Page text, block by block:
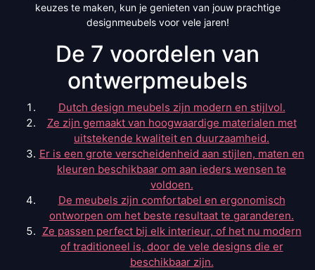
keuzes te maken, kun je genieten van jouw prachtige
designmeubels voor vele jaren!
De 7 voordelen van
ontwerpmeubels
Dutch design meubels zijn modern en stijlvol.
Ze zijn gemaakt van hoogwaardige materialen met
uitstekende kwaliteit en duurzaamheid.
Er is een grote verscheidenheid aan stijlen, maten en
kleuren beschikbaar om aan ieders wensen te
voldoen.
De meubels zijn comfortabel en ergonomisch
ontworpen om het beste resultaat te garanderen.
Ze passen perfect bij elk interieur, of het nu modern
of traditioneel is, door de vele designs die er
beschikbaar zijn.